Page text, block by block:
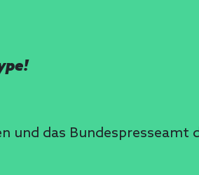
und das Bundespresseamt